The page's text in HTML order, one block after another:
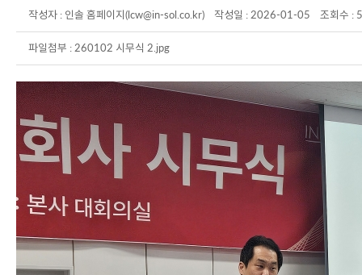
작성자 : 인솔 홈페이지(lcw@in-sol.co.kr) 작성일 : 2026-01-05 조회수 :
파일첨부 : 260102 시무식 2.jpg